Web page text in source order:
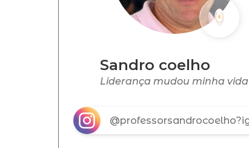
Sandro coelho
Liderança mudou minha vida